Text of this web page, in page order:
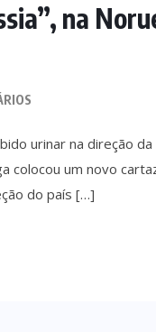
na
urinar na direção
colocou um novo
do país […]